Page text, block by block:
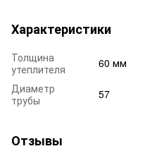
Характеристики
Толщина
утеплителя
60 мм
Диаметр
трубы
57
Отзывы